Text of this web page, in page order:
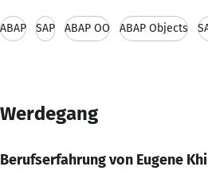
ABAP SAP ABAP OO ABAP Objects
Werdegang
Berufserfahrung von Eugene